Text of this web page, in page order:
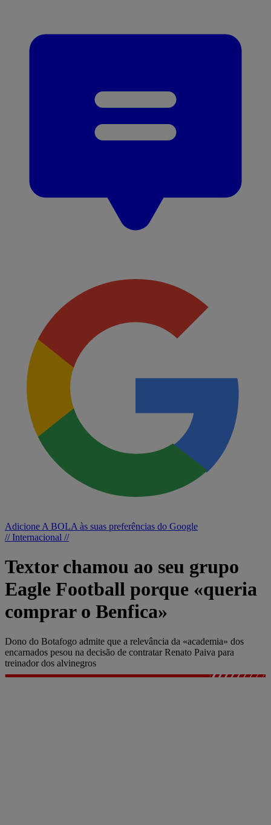
Adicione A BOLA às suas preferências do Google
// Internacional //
Textor chamou ao seu grupo
Eagle Football porque «queria
comprar o Benfica»
Dono do Botafogo admite que a relevância da «academia» dos
encarnados pesou na decisão de contratar Renato Paiva para
treinador dos alvinegros